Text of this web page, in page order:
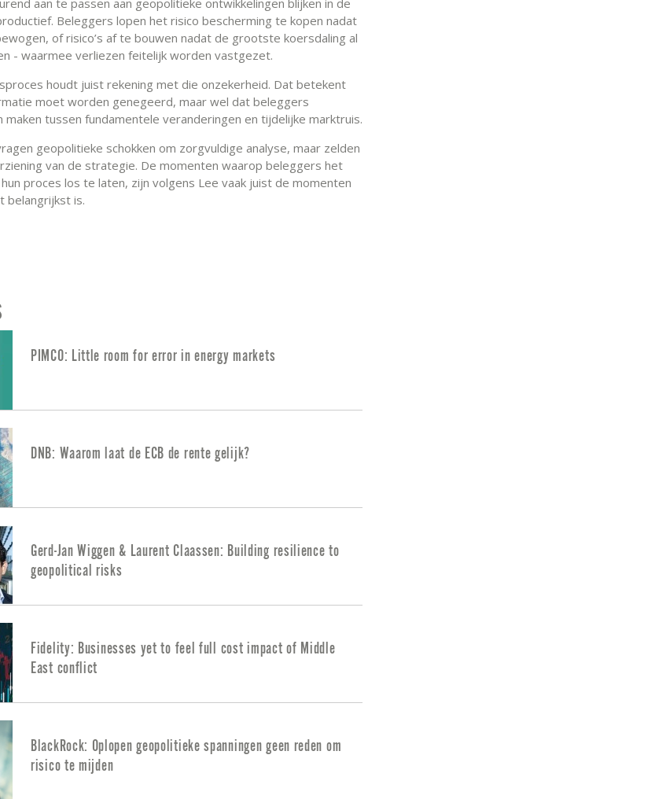
Beleggers lopen het risico bescherming te kopen nadat
of risico’s af te bouwen nadat de grootste koersdaling al
- waarmee verliezen feitelijk worden vastgezet.
houdt juist rekening met die onzekerheid. Dat betekent
moet worden genegeerd, maar wel dat beleggers
tussen fundamentele veranderingen en tijdelijke marktruis.
geopolitieke schokken om zorgvuldige analyse, maar zelden
van de strategie. De momenten waarop beleggers het
proces los te laten, zijn volgens Lee vaak juist de momenten
belangrijkst is.
PIMCO: Little room for error in energy markets
DNB: Waarom laat de ECB de rente gelijk?
Gerd-Jan Wiggen & Laurent Claassen: Building resilience to
geopolitical risks
Fidelity: Businesses yet to feel full cost impact of Middle
East conflict
BlackRock: Oplopen geopolitieke spanningen geen reden om
risico te mijden